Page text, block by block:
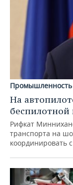
Промышленность
На
Рифкат
транспорта на
координировать